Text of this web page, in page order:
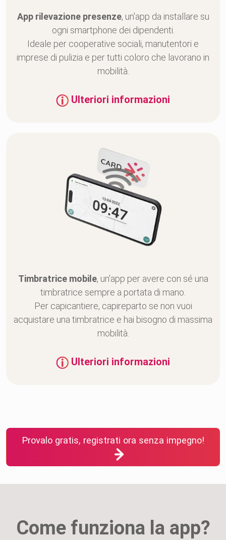
App rilevazione presenze, un'app da installare su
ogni smartphone dei dipendenti.
Ideale per cooperative sociali, manutentori e
imprese di pulizia e per tutti coloro che lavorano in
mobilità.
Ulteriori informazioni
Timbratrice mobile, un'app per avere con sé una
timbratrice sempre a portata di mano.
Per capicantiere, capireparto se non vuoi
acquistare una timbratrice e hai bisogno di massima
mobilità.
Ulteriori informazioni
Provalo gratis, registrati ora senza impegno!
Come funziona la app?